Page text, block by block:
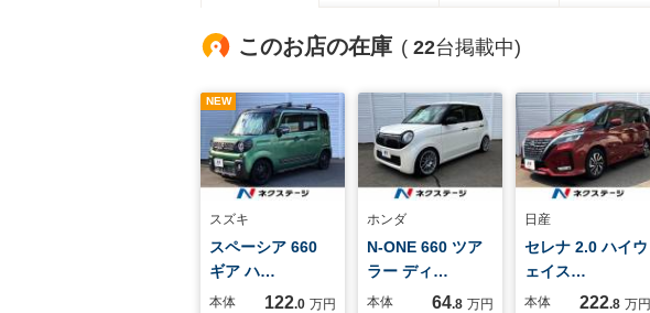
このお店の在庫 ( 22台掲載中)
NEW
スズキ
スペーシア 660
ギア ハ…
本体 122.0 万円
ホンダ
N-ONE 660 ツア
ラー ディ…
本体 64.8 万円
日産
セレナ 2.0 ハイウ
ェイス…
本体 222.8 万円